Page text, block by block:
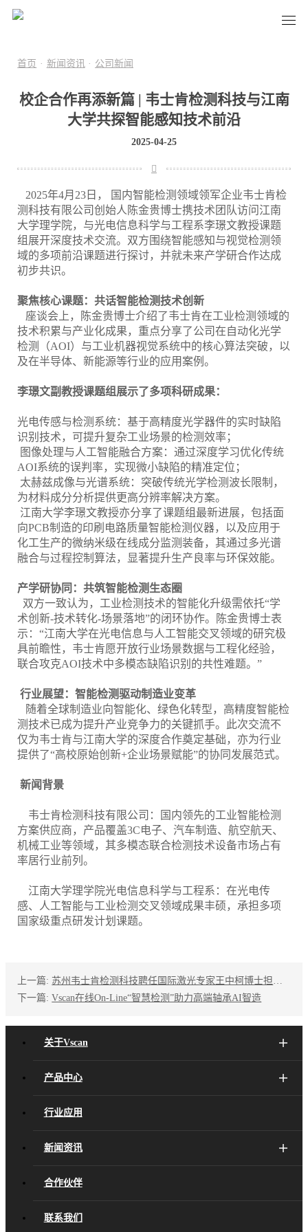
首页 · 新闻资讯 · 公司新闻
校企合作再添新篇 | 韦士肯检测科技与江南
大学共探智能感知技术前沿
2025-04-25
2025年4月23日， 国内智能检测领域领军企业韦士肯检
测科技有限公司创始人陈金贵博士携技术团队访问江南
大学理学院，与光电信息科学与工程系李璟文教授课题
组展开深度技术交流。双方围绕智能感知与视觉检测领
域的多项前沿课题进行探讨，并就未来产学研合作达成
初步共识。
聚焦核心课题：共话智能检测技术创新
座谈会上，陈金贵博士介绍了韦士肯在工业检测领域的
技术积累与产业化成果，重点分享了公司在自动化光学
检测（AOI）与工业机器视觉系统中的核心算法突破，以
及在半导体、新能源等行业的应用案例。
李璟文副教授课题组展示了多项科研成果：
光电传感与检测系统：基于高精度光学器件的实时缺陷
识别技术，可提升复杂工业场景的检测效率；
图像处理与人工智能融合方案：通过深度学习优化传统
AOI系统的误判率，实现微小缺陷的精准定位；
太赫兹成像与光谱系统：突破传统光学检测波长限制，
为材料成分分析提供更高分辨率解决方案。
江南大学李璟文教授亦分享了课题组最新进展，包括面
向PCB制造的印刷电路质量智能检测仪器，以及应用于
化工生产的微纳米级在线成分监测装备，其通过多光谱
融合与过程控制算法，显著提升生产良率与环保效能。
产学研协同：共筑智能检测生态圈
双方一致认为，工业检测技术的智能化升级需依托“学
术创新-技术转化-场景落地”的闭环协作。陈金贵博士表
示：“江南大学在光电信息与人工智能交叉领域的研究极
具前瞻性，韦士肯愿开放行业场景数据与工程化经验，
联合攻克AOI技术中多模态缺陷识别的共性难题。”
行业展望：智能检测驱动制造业变革
随着全球制造业向智能化、绿色化转型，高精度智能检
测技术已成为提升产业竞争力的关键抓手。此次交流不
仅为韦士肯与江南大学的深度合作奠定基础，亦为行业
提供了“高校原始创新+企业场景赋能”的协同发展范式。
新闻背景
韦士肯检测科技有限公司：国内领先的工业智能检测
方案供应商，产品覆盖3C电子、汽车制造、航空航天、
机械工业等领域，其多模态联合检测技术设备市场占有
率居行业前列。
江南大学理学院光电信息科学与工程系：在光电传
感、人工智能与工业检测交叉领域成果丰硕，承担多项
国家级重点研发计划课题。
上一篇: 苏州韦士肯检测科技聘任国际激光专家王中柯博士担任首席科学家顾问
下一篇:Vscan在线On-Line“智慧检测”助力高端轴承AI智造
关于Vscan
产品中心
行业应用
新闻资讯
合作伙伴
联系我们